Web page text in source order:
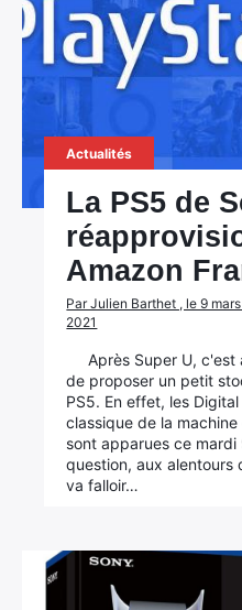
Actualités
La PS5 de
Amazon
Par Julien Barthet , le 9
2021
Après Super U, c'est
de proposer un petit
PS5. En effet, les
classique de la
sont apparues ce mardi
question, aux alentours
va falloir…